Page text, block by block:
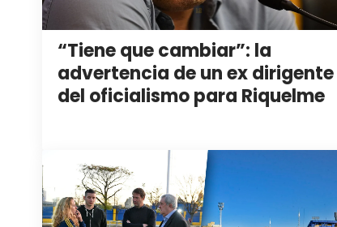
“Tiene que cambiar”: la
advertencia de un ex dirigente
del oficialismo para Riquelme